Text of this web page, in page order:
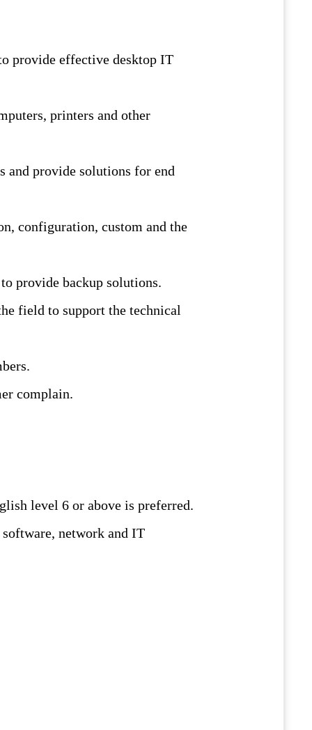
provide effective desktop IT
printers and other
and provide solutions for end
configuration, custom and the
provide backup solutions.
field to support the technical
complain.
level 6 or above is preferred.
network and IT